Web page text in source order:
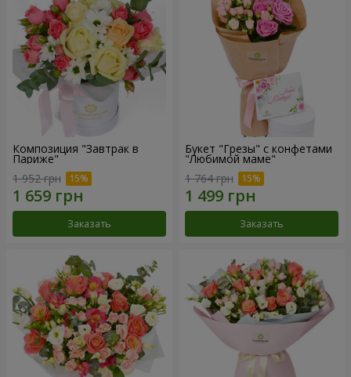
Композиция "Завтрак в
Париже"
1 952 грн
Заказать
Букет "Грезы" с конфетами
"Любимой маме"
1 764 грн
Заказать